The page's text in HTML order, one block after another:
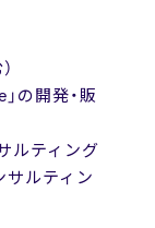
の開発・販
ティング
ティン